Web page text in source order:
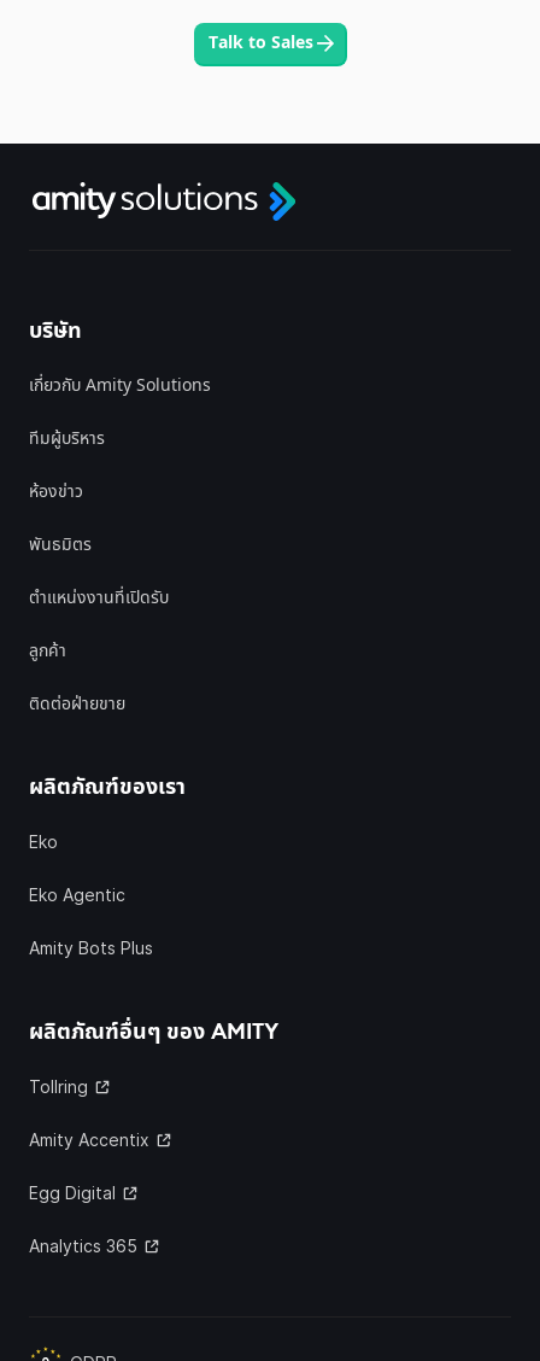
Talk to Sales
บริษัท
เกี่ยวกับ Amity Solutions
ทีมผู้บริหาร
ห้องข่าว
พันธมิตร
ตำแหน่งงานที่เปิดรับ
ลูกค้า
ติดต่อฝ่ายขาย
ผลิตภัณฑ์ของเรา
Eko
Eko Agentic
Amity Bots Plus
ผลิตภัณฑ์อื่นๆ ของ AMITY
Tollring
Amity Accentix
Egg Digital
Analytics 365